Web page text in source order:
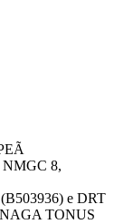
8,
e DRT
TONUS